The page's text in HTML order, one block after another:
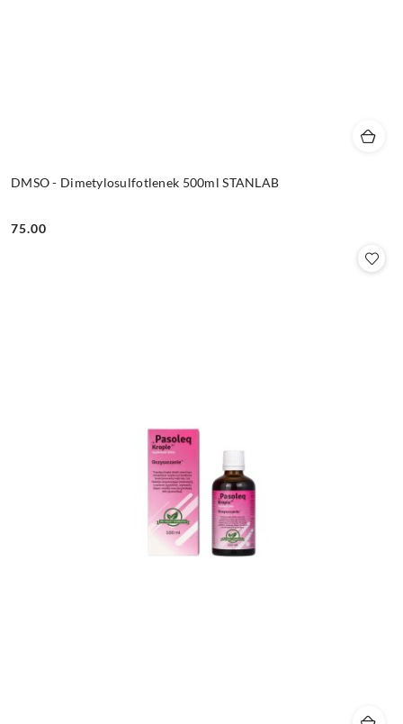
DMSO - Dimetylosulfotlenek 500ml STANLAB
Cena:
75.00